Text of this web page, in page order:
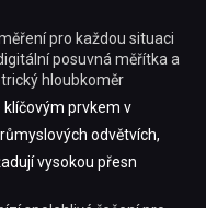
pro každou situaci
posuvná měřítka a
hloubkoměr
klíčovým prvkem v
odvětvích,
vysokou přesn